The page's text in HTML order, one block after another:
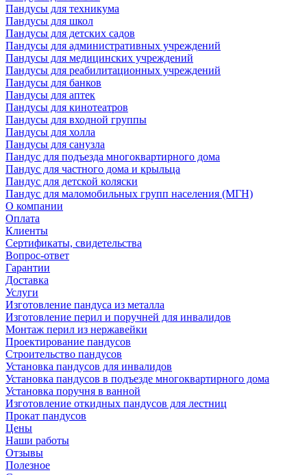
Пандусы для техникума
Пандусы для школ
Пандусы для детских садов
Пандусы для административных учреждений
Пандусы для медицинских учреждений
Пандусы для реабилитационных учреждений
Пандусы для банков
Пандусы для аптек
Пандусы для кинотеатров
Пандусы для входной группы
Пандусы для холла
Пандусы для санузла
Пандус для подъезда многоквартирного дома
Пандус для частного дома и крыльца
Пандус для детской коляски
Пандус для маломобильных групп населения (МГН)
О компании
Оплата
Клиенты
Сертификаты, свидетельства
Вопрос-ответ
Гарантии
Доставка
Услуги
Изготовление пандуса из металла
Изготовление перил и поручней для инвалидов
Монтаж перил из нержавейки
Проектирование пандусов
Строительство пандусов
Установка пандусов для инвалидов
Установка пандусов в подъезде многоквартирного дома
Установка поручня в ванной
Изготовление откидных пандусов для лестниц
Прокат пандусов
Цены
Наши работы
Отзывы
Полезное